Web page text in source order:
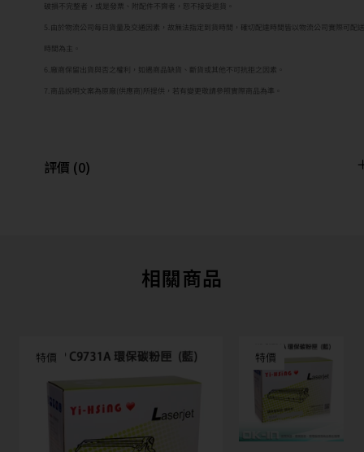
破損不完整者，或是發票、附配件不齊者，恕不接受退貨。
5.由於物流公司每日貨量及交通因素，故無法指定到貨時間，確切配達時間皆以物流公司實際可配送
時間為主。
6.廠商保留出貨與否之權利，如遇商品缺貨、斷貨或其他不可抗拒之因素。
7.商品說明文案為原廠(供應商)所提供，若有變更敬請參照實際商品為準。
評價 (0)
相關商品
特價 特價